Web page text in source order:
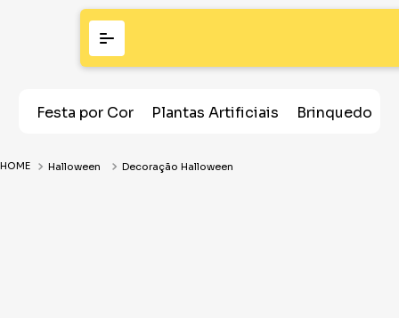
Festa por Cor Plantas Artificiais Brinquedos
Halloween Decoração Halloween